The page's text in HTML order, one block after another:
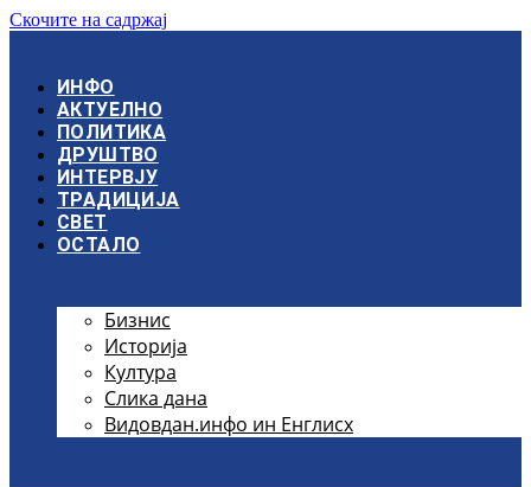
Скочите на садржај
ИНФО
АКТУЕЛНО
ПОЛИТИКА
ДРУШТВО
ИНТЕРВЈУ
ТРАДИЦИЈА
СВЕТ
ОСТАЛО
Бизнис
Историја
Култура
Слика дана
Видовдан.инфо ин Енглисх